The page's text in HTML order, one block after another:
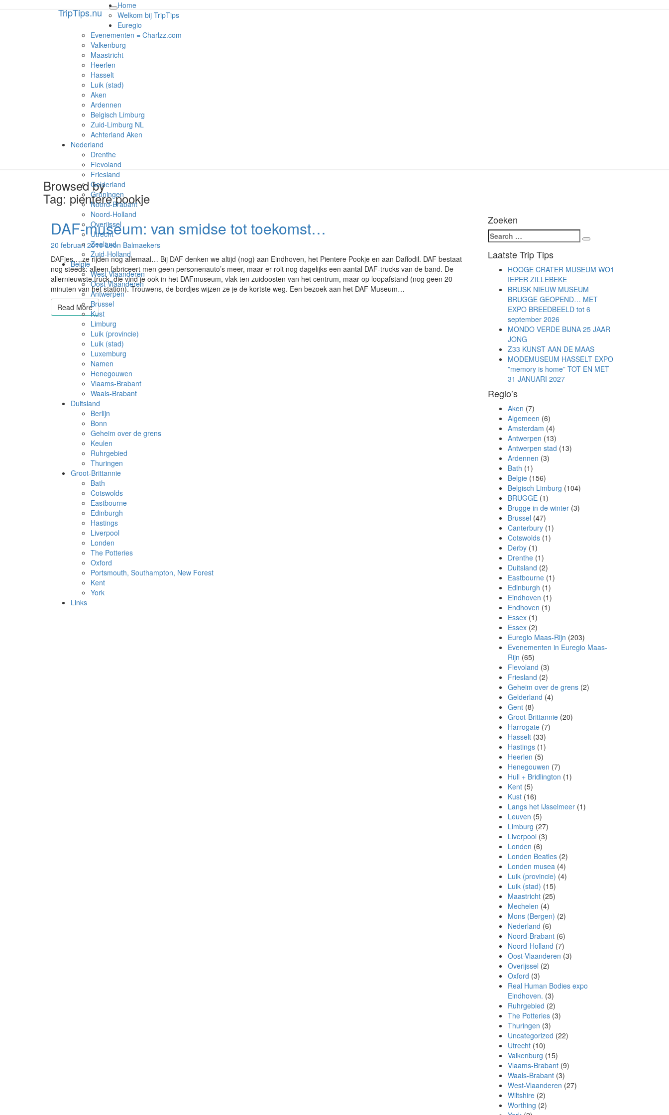
Toggle
navigation
TripTips.nu
Home
Welkom bij TripTips
Euregio
Evenementen = Charlzz.com
Valkenburg
Maastricht
Heerlen
Hasselt
Luik (stad)
Aken
Ardennen
Belgisch Limburg
Zuid-Limburg NL
Achterland Aken
Nederland
Drenthe
Flevoland
Friesland
Gelderland
Groningen
Noord-Brabant
Noord-Holland
Overijssel
Utrecht
Zeeland
Zuid-Holland
Belgie
West-Vlaanderen
Oost-Vlaanderen
Antwerpen
Brussel
Kust
Limburg
Luik (provincie)
Luik (stad)
Luxemburg
Namen
Henegouwen
Vlaams-Brabant
Waals-Brabant
Duitsland
Berlijn
Bonn
Geheim over de grens
Keulen
Ruhrgebied
Thuringen
Groot-Brittannie
Bath
Cotswolds
Eastbourne
Edinburgh
Hastings
Liverpool
Londen
The Potteries
Oxford
Portsmouth, Southampton, New Forest
Kent
York
Links
TripTips.nu
De leukste Tips voor de beste Trips
Browsed by
Tag: pientere pookje
DAF-
museum:
van
smidse
tot
toekomst…
DAF-museum: van smidse tot toekomst…
20 februari 2016Leon Balmaekers
DAFjes….ze rijden nog allemaal… Bij DAF denken we altijd (nog) aan Eindhoven, het Pientere Pookje en aan Daffodil. DAF bestaat
nog steeds: alleen fabriceert men geen personenauto’s meer, maar er rolt nog dagelijks een aantal DAF-trucks van de band. De
allernieuwste truck, die vind je ook in het DAFmuseum, vlak ten zuidoosten van het centrum, maar op loopafstand (nog geen 20
minuten van het station). Trouwens, de bordjes wijzen ze je de kortste weg. Een bezoek aan het DAF Museum…
Read MoreRead More
Zoeken
Search
for:
Search
Laatste Trip Tips
HOOGE CRATER MUSEUM WO1
IEPER ZILLEBEKE
BRUSK NIEUW MUSEUM
BRUGGE GEOPEND… MET
EXPO BREEDBEELD tot 6
september 2026
MONDO VERDE BIJNA 25 JAAR
JONG
Z33 KUNST AAN DE MAAS
MODEMUSEUM HASSELT EXPO
”memory is home” TOT EN MET
31 JANUARI 2027
Regio’s
Aken (7)
Algemeen (6)
Amsterdam (4)
Antwerpen (13)
Antwerpen stad (13)
Ardennen (3)
Bath (1)
Belgie(156)
Belgisch Limburg (104)
BRUGGE(1)
Brugge in de winter(3)
Brussel (47)
Canterbury(1)
Cotswolds(1)
Derby(1)
Drenthe(1)
Duitsland (2)
Eastbourne(1)
Edinburgh (1)
Eindhoven (1)
Endhoven (1)
Essex(1)
Essex(2)
Euregio Maas-Rijn (203)
Evenementen in Euregio Maas-
Rijn (65)
Flevoland (3)
Friesland (2)
Geheim over de grens(2)
Gelderland (4)
Gent(8)
Groot-Brittannie(20)
Harrogate(7)
Hasselt(33)
Hastings(1)
Heerlen (5)
Henegouwen (7)
Hull + Bridlington (1)
Kent(5)
Kust(16)
Langs het IJsselmeer(1)
Leuven (5)
Limburg (27)
Liverpool (3)
Londen (6)
Londen Beatles(2)
Londen musea(4)
Luik (provincie) (4)
Luik (stad) (15)
Maastricht(25)
Mechelen (4)
Mons (Bergen) (2)
Nederland (6)
Noord-Brabant(6)
Noord-Holland (7)
Oost-Vlaanderen (3)
Overijssel (2)
Oxford (3)
Real Human Bodies expo
Eindhoven. (3)
Ruhrgebied (2)
The Potteries(3)
Thuringen (3)
Uncategorized (22)
Utrecht(10)
Valkenburg (15)
Vlaams-Brabant(9)
Waals-Brabant(3)
West-Vlaanderen (27)
Wiltshire(2)
Worthing (2)